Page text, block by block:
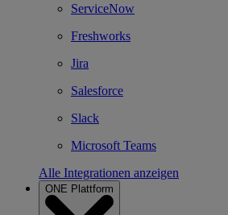
ServiceNow
Freshworks
Jira
Salesforce
Slack
Microsoft Teams
Alle Integrationen anzeigen
ONE Plattform